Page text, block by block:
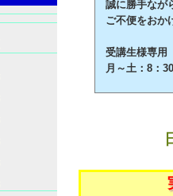
誠に勝手なが
ご不便をおか
受講生様専用
月～土：8：